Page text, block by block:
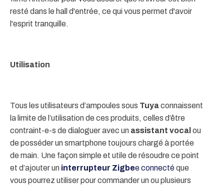
resté dans le hall d'entrée, ce qui vous permet d'avoir
l'esprit tranquille.
Utilisation
Tous les utilisateurs d’ampoules sous Tuyaconnaissent
la limite de l’utilisation de ces produits, celles d’être
contraint-e-s de dialoguer avec un assistant vocal ou
de posséder un smartphone toujours chargé à portée
de main. Une façon simple et utile de résoudre ce point
et d’ajouter un interrupteur Zigbee connectéque
vous pourrez utiliser pour commander un ou plusieurs